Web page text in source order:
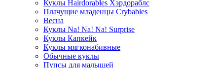
Куклы Hairdorables Хэрдораблс
Плачущие младенцы Crybabies
Весна
Куклы Na! Na! Na! Surprise
Куклы Капкейк
Куклы мягконабивные
Обычные куклы
Пупсы для малышей